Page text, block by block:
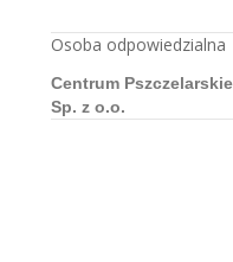
Osoba odpowiedzialna
Centrum
Sp. z o.o.